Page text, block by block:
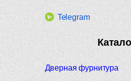
Telegram
Дверная фурнитура